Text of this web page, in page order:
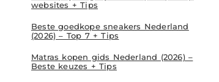
websites + Tips
Beste goedkope sneakers Nederland
(2026) – Top 7 + Tips
Matras kopen gids Nederland (2026) –
Beste keuzes + Tips